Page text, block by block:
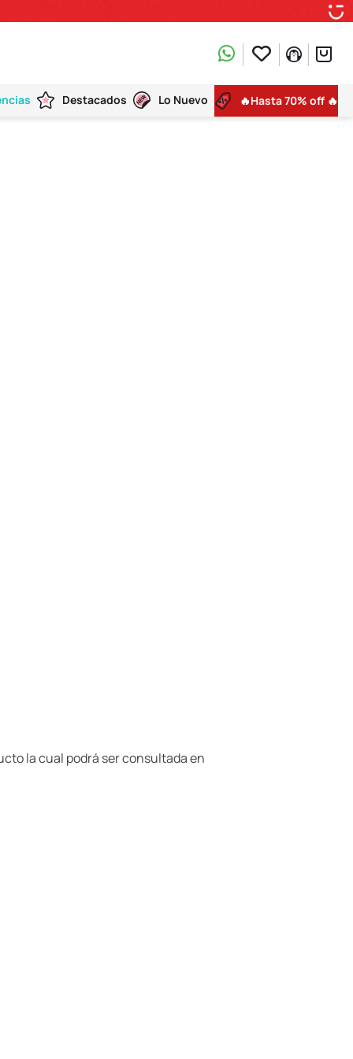
Destacados Lo Nuevo 🔥Hasta 70% off 🔥
la cual podrá ser consultada en